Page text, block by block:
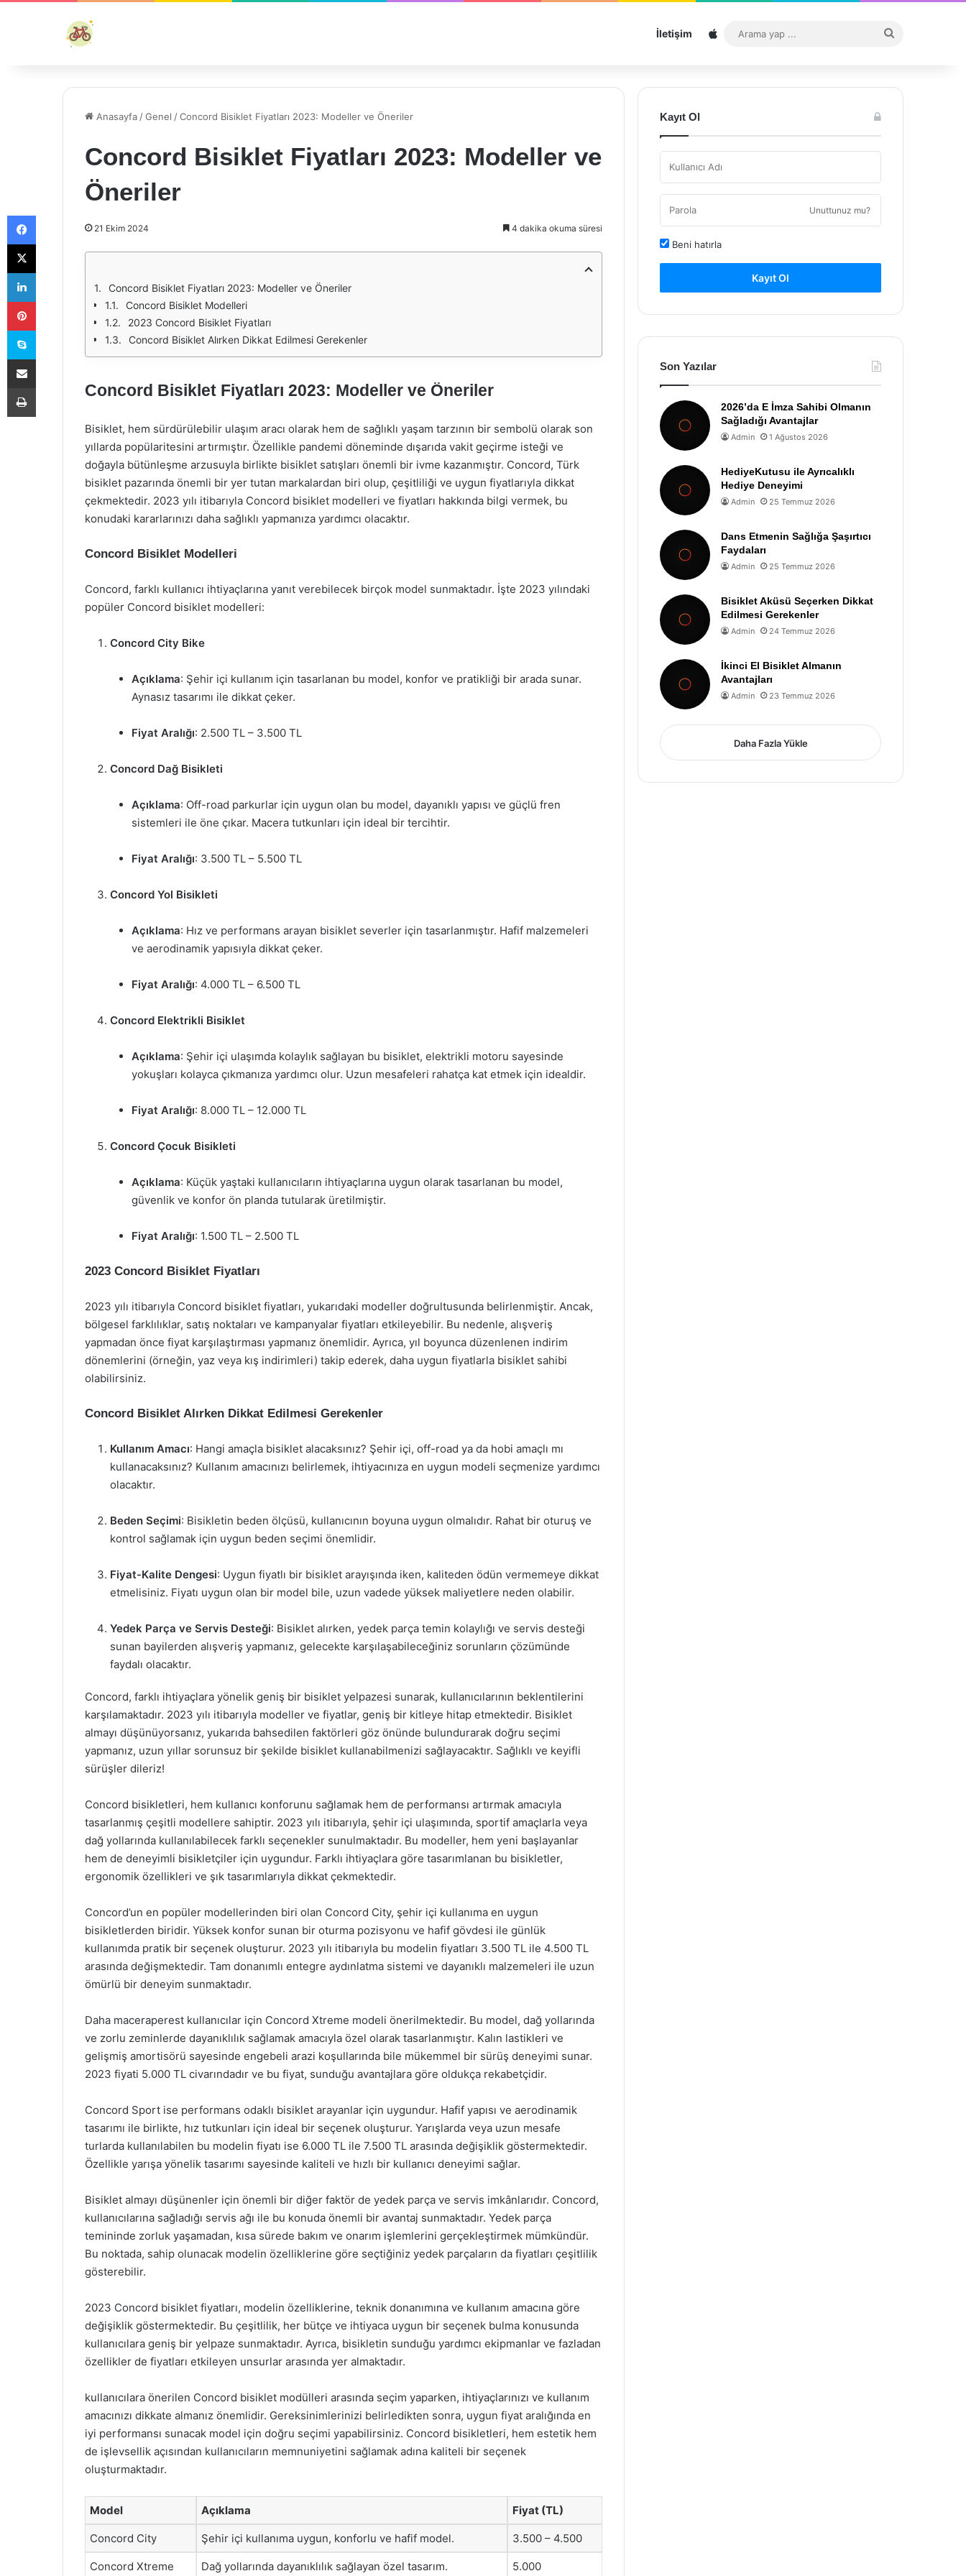
İletişim Sitemap
...
Anasayfa /Genel /Concord Bisiklet Fiyatları 2023: Modeller ve Öneriler
Concord Bisiklet Fiyatları 2023: Modeller ve
Öneriler
21 Ekim 2024 4 dakika okuma süresi
Concord Bisiklet Fiyatları 2023: Modeller ve Öneriler
Concord Bisiklet Modelleri
2023 Concord Bisiklet Fiyatları
Concord Bisiklet Alırken Dikkat Edilmesi Gerekenler
Concord Bisiklet Fiyatları 2023: Modeller ve Öneriler
Bisiklet, hem sürdürülebilir ulaşım aracı olarak hem de sağlıklı yaşam tarzının bir sembolü olarak son
yıllarda popülaritesini artırmıştır. Özellikle pandemi döneminde dışarıda vakit geçirme isteği ve
doğayla bütünleşme arzusuyla birlikte bisiklet satışları önemli bir ivme kazanmıştır. Concord, Türk
bisiklet pazarında önemli bir yer tutan markalardan biri olup, çeşitliliği ve uygun fiyatlarıyla dikkat
çekmektedir. 2023 yılı itibarıyla Concord bisiklet modelleri ve fiyatları hakkında bilgi vermek, bu
konudaki kararlarınızı daha sağlıklı yapmanıza yardımcı olacaktır.
Concord Bisiklet Modelleri
Concord, farklı kullanıcı ihtiyaçlarına yanıt verebilecek birçok model sunmaktadır. İşte 2023 yılındaki
popüler Concord bisiklet modelleri:
Concord City Bike
Açıklama: Şehir içi kullanım için tasarlanan bu model, konfor ve pratikliği bir arada sunar.
Aynasız tasarımı ile dikkat çeker.
Fiyat Aralığı: 2.500 TL – 3.500 TL
Concord Dağ Bisikleti
Açıklama: Off-road parkurlar için uygun olan bu model, dayanıklı yapısı ve güçlü fren
sistemleri ile öne çıkar. Macera tutkunları için ideal bir tercihtir.
Fiyat Aralığı: 3.500 TL – 5.500 TL
Concord Yol Bisikleti
Açıklama: Hız ve performans arayan bisiklet severler için tasarlanmıştır. Hafif malzemeleri
ve aerodinamik yapısıyla dikkat çeker.
Fiyat Aralığı: 4.000 TL – 6.500 TL
Concord Elektrikli Bisiklet
Açıklama: Şehir içi ulaşımda kolaylık sağlayan bu bisiklet, elektrikli motoru sayesinde
yokuşları kolayca çıkmanıza yardımcı olur. Uzun mesafeleri rahatça kat etmek için idealdir.
Fiyat Aralığı: 8.000 TL – 12.000 TL
Concord Çocuk Bisikleti
Açıklama: Küçük yaştaki kullanıcıların ihtiyaçlarına uygun olarak tasarlanan bu model,
güvenlik ve konfor ön planda tutularak üretilmiştir.
Fiyat Aralığı: 1.500 TL – 2.500 TL
2023 Concord Bisiklet Fiyatları
2023 yılı itibarıyla Concord bisiklet fiyatları, yukarıdaki modeller doğrultusunda belirlenmiştir. Ancak,
bölgesel farklılıklar, satış noktaları ve kampanyalar fiyatları etkileyebilir. Bu nedenle, alışveriş
yapmadan önce fiyat karşılaştırması yapmanız önemlidir. Ayrıca, yıl boyunca düzenlenen indirim
dönemlerini (örneğin, yaz veya kış indirimleri) takip ederek, daha uygun fiyatlarla bisiklet sahibi
olabilirsiniz.
Concord Bisiklet Alırken Dikkat Edilmesi Gerekenler
Kullanım Amacı: Hangi amaçla bisiklet alacaksınız? Şehir içi, off-road ya da hobi amaçlı mı
kullanacaksınız? Kullanım amacınızı belirlemek, ihtiyacınıza en uygun modeli seçmenize yardımcı
olacaktır.
Beden Seçimi: Bisikletin beden ölçüsü, kullanıcının boyuna uygun olmalıdır. Rahat bir oturuş ve
kontrol sağlamak için uygun beden seçimi önemlidir.
Fiyat-Kalite Dengesi: Uygun fiyatlı bir bisiklet arayışında iken, kaliteden ödün vermemeye dikkat
etmelisiniz. Fiyatı uygun olan bir model bile, uzun vadede yüksek maliyetlere neden olabilir.
Yedek Parça ve Servis Desteği: Bisiklet alırken, yedek parça temin kolaylığı ve servis desteği
sunan bayilerden alışveriş yapmanız, gelecekte karşılaşabileceğiniz sorunların çözümünde
faydalı olacaktır.
Concord, farklı ihtiyaçlara yönelik geniş bir bisiklet yelpazesi sunarak, kullanıcılarının beklentilerini
karşılamaktadır. 2023 yılı itibarıyla modeller ve fiyatlar, geniş bir kitleye hitap etmektedir. Bisiklet
almayı düşünüyorsanız, yukarıda bahsedilen faktörleri göz önünde bulundurarak doğru seçimi
yapmanız, uzun yıllar sorunsuz bir şekilde bisiklet kullanabilmenizi sağlayacaktır. Sağlıklı ve keyifli
sürüşler dileriz!
Concord bisikletleri, hem kullanıcı konforunu sağlamak hem de performansı artırmak amacıyla
tasarlanmış çeşitli modellere sahiptir. 2023 yılı itibarıyla, şehir içi ulaşımında, sportif amaçlarla veya
dağ yollarında kullanılabilecek farklı seçenekler sunulmaktadır. Bu modeller, hem yeni başlayanlar
hem de deneyimli bisikletçiler için uygundur. Farklı ihtiyaçlara göre tasarımlanan bu bisikletler,
ergonomik özellikleri ve şık tasarımlarıyla dikkat çekmektedir.
Concord’un en popüler modellerinden biri olan Concord City, şehir içi kullanıma en uygun
bisikletlerden biridir. Yüksek konfor sunan bir oturma pozisyonu ve hafif gövdesi ile günlük
kullanımda pratik bir seçenek oluşturur. 2023 yılı itibarıyla bu modelin fiyatları 3.500 TL ile 4.500 TL
arasında değişmektedir. Tam donanımlı entegre aydınlatma sistemi ve dayanıklı malzemeleri ile uzun
ömürlü bir deneyim sunmaktadır.
Daha maceraperest kullanıcılar için Concord Xtreme modeli önerilmektedir. Bu model, dağ yollarında
ve zorlu zeminlerde dayanıklılık sağlamak amacıyla özel olarak tasarlanmıştır. Kalın lastikleri ve
gelişmiş amortisörü sayesinde engebeli arazi koşullarında bile mükemmel bir sürüş deneyimi sunar.
2023 fiyati 5.000 TL civarındadır ve bu fiyat, sunduğu avantajlara göre oldukça rekabetçidir.
Concord Sport ise performans odaklı bisiklet arayanlar için uygundur. Hafif yapısı ve aerodinamik
tasarımı ile birlikte, hız tutkunları için ideal bir seçenek oluşturur. Yarışlarda veya uzun mesafe
turlarda kullanılabilen bu modelin fiyatı ise 6.000 TL ile 7.500 TL arasında değişiklik göstermektedir.
Özellikle yarışa yönelik tasarımı sayesinde kaliteli ve hızlı bir kullanıcı deneyimi sağlar.
Bisiklet almayı düşünenler için önemli bir diğer faktör de yedek parça ve servis imkânlarıdır. Concord,
kullanıcılarına sağladığı servis ağı ile bu konuda önemli bir avantaj sunmaktadır. Yedek parça
temininde zorluk yaşamadan, kısa sürede bakım ve onarım işlemlerini gerçekleştirmek mümkündür.
Bu noktada, sahip olunacak modelin özelliklerine göre seçtiğiniz yedek parçaların da fiyatları çeşitlilik
gösterebilir.
2023 Concord bisiklet fiyatları, modelin özelliklerine, teknik donanımına ve kullanım amacına göre
değişiklik göstermektedir. Bu çeşitlilik, her bütçe ve ihtiyaca uygun bir seçenek bulma konusunda
kullanıcılara geniş bir yelpaze sunmaktadır. Ayrıca, bisikletin sunduğu yardımcı ekipmanlar ve fazladan
özellikler de fiyatları etkileyen unsurlar arasında yer almaktadır.
kullanıcılara önerilen Concord bisiklet modülleri arasında seçim yaparken, ihtiyaçlarınızı ve kullanım
amacınızı dikkate almanız önemlidir. Gereksinimlerinizi belirledikten sonra, uygun fiyat aralığında en
iyi performansı sunacak model için doğru seçimi yapabilirsiniz. Concord bisikletleri, hem estetik hem
de işlevsellik açısından kullanıcıların memnuniyetini sağlamak adına kaliteli bir seçenek
oluşturmaktadır.
Model Açıklama Fiyat (TL)
Concord City Şehir içi kullanıma uygun, konforlu ve hafif model. 3.500 – 4.500
Concord Xtreme Dağ yollarında dayanıklılık sağlayan özel tasarım. 5.000
Kayıt Ol
Unuttunuz mu?
Beni hatırla
Kayıt Ol
Son Yazılar
2026’da E İmza Sahibi Olmanın
Sağladığı Avantajlar
Admin 1 Ağustos 2026
HediyeKutusu ile Ayrıcalıklı
Hediye Deneyimi
Admin 25 Temmuz 2026
Dans Etmenin Sağlığa Şaşırtıcı
Faydaları
Admin 25 Temmuz 2026
Bisiklet Aküsü Seçerken Dikkat
Edilmesi Gerekenler
Admin 24 Temmuz 2026
İkinci El Bisiklet Almanın
Avantajları
Admin 23 Temmuz 2026
Daha Fazla Yükle
Facebook
X
LinkedIn
Pinterest
Skype
E-Posta ile paylaş